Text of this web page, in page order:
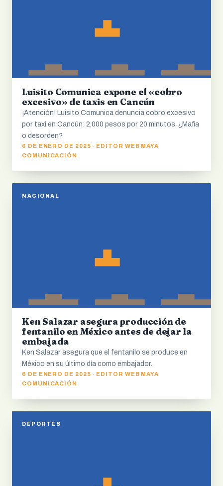
Luisito Comunica expone el «cobro
excesivo» de taxis en Cancún
¡Atención! Luisito Comunica denuncia cobro excesivo
por taxi en Cancún: 2,000 pesos por 20 minutos. ¿Mafia
o desorden?
6 DE ENERO DE 2025 · EDITOR WEB MAYA
COMUNICACIÓN
NACIONAL
Ken Salazar asegura producción de
fentanilo en México antes de dejar la
embajada
Ken Salazar asegura que el fentanilo se produce en
México en su último día como embajador.
6 DE ENERO DE 2025 · EDITOR WEB MAYA
COMUNICACIÓN
DEPORTES